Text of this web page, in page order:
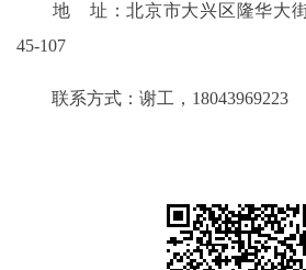
地 址：北京市大兴区隆华大街
45-107
联系方式：谢工，18043969223